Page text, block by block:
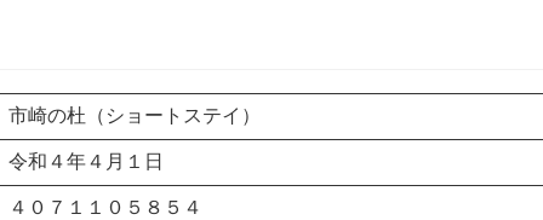
市崎の杜（ショートステイ）
令和４年４月１日
４０７１１０５８５４